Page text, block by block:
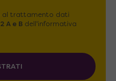
al trattamento dati
A e B dell'informativa